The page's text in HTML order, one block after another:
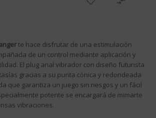
te hace disfrutar de una estimulación
de un control mediante aplicación y
El plug anal vibrador con diseño futurista
gracias a su punta cónica y redondeada
que garantiza un juego sin riesgos y un fácil
potente se encargará de mimarte
vibraciones.